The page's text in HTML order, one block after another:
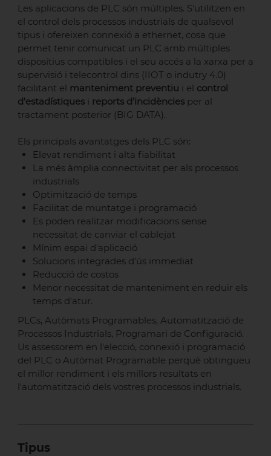
Les aplicacions de PLC són múltiples. S'utilitzen en
el control dels processos industrials de qualsevol
tipus i ofereixen connexió a ethernet, cosa que
permet tenir comunicat un PLC amb múltiples
dispositius compatibles i el seu accés a la xarxa per a
supervisió i telecontrol dins (IIOT o indutry 4.0)
facilitant el manteniment preventiu i el control
d'estadístiques
reports d'incidències per al
tractament posterior (BIG DATA).
Els principals avantatges dels PLC són:
Elevat rendiment i alta fiabilitat
La més àmplia connectivitat per als processos
industrials
Optimització de temps
Facilitat de muntatge i programació
Es poden realitzar modificacions sense
necessitat de canviar el cablejat
Mínim espai d'aplicació
Solucions integrades d'ús immediat
Reducció de costos
Menor necessitat de manteniment en reduir els
temps d'atur.
PLCs, Autòmats Programables, Automatització de
Processos Industrials, Programari de Configuració.
Us assessorem en l'elecció, connexió i programació
del PLC o Autòmat Programable perquè obtingueu
el millor rendiment i els millors resultats en
l'automatització dels vostres processos industrials.
Tipus